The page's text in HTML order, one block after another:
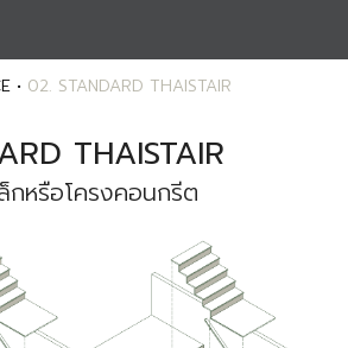
• 02. STANDARD THAISTAIR
THAISTAIR
กหรือโครงคอนกรีต